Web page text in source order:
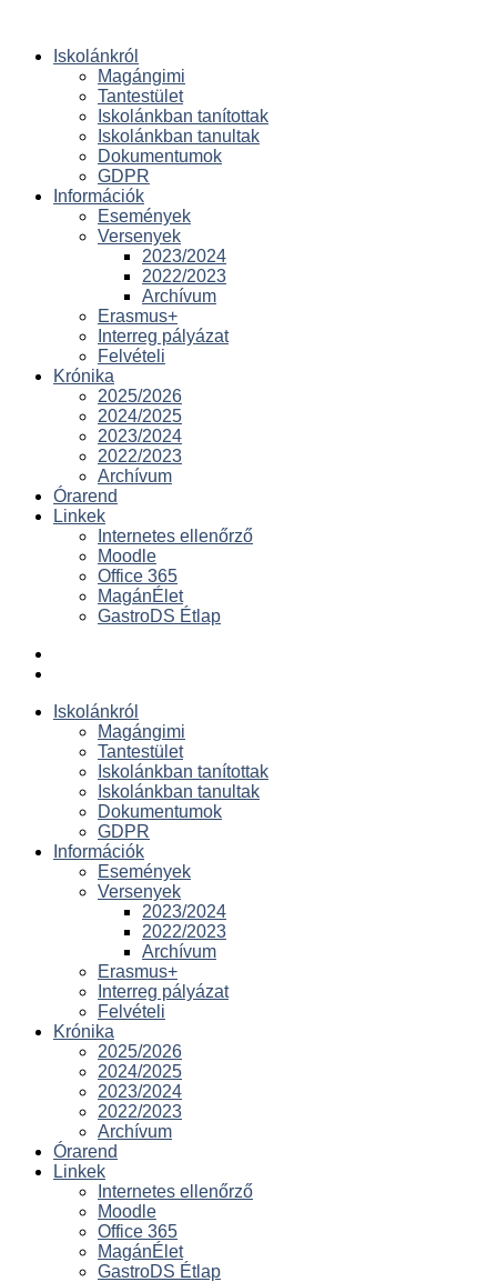
Iskolánkról
Magángimi
Tantestület
Iskolánkban tanítottak
Iskolánkban tanultak
Dokumentumok
GDPR
Információk
Események
Versenyek
2023/2024
2022/2023
Archívum
Erasmus+
Interreg pályázat
Felvételi
Krónika
2025/2026
2024/2025
2023/2024
2022/2023
Archívum
Órarend
Linkek
Internetes ellenőrző
Moodle
Office 365
MagánÉlet
GastroDS Étlap
Iskolánkról
Magángimi
Tantestület
Iskolánkban tanítottak
Iskolánkban tanultak
Dokumentumok
GDPR
Információk
Események
Versenyek
2023/2024
2022/2023
Archívum
Erasmus+
Interreg pályázat
Felvételi
Krónika
2025/2026
2024/2025
2023/2024
2022/2023
Archívum
Órarend
Linkek
Internetes ellenőrző
Moodle
Office 365
MagánÉlet
GastroDS Étlap